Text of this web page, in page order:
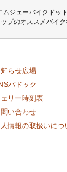
ジェーバイクドッ
プのオススメバイ
らせ広場
パドック
リー時刻表
い合わせ
情報の取扱いにつ